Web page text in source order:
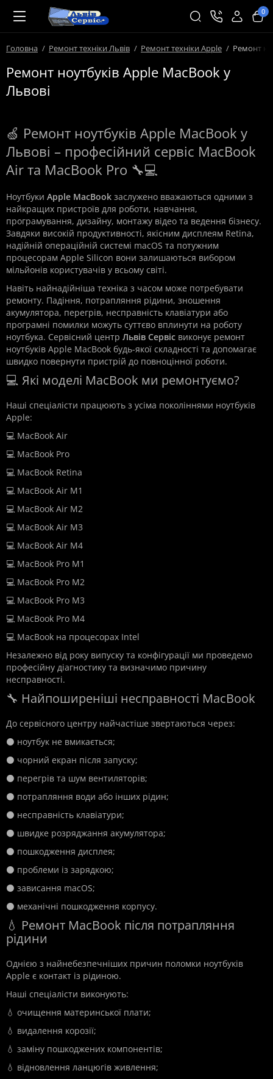
0
Головна Ремонт техніки Львів Ремонт техніки Apple Ремонт
Ремонт ноутбуків Apple MacBook у
Львові
🍏 Ремонт ноутбуків Apple MacBook у
Львові – професійний сервіс MacBook
Air та MacBook Pro 🔧💻
Ноутбуки Apple MacBook заслужено вважаються одними з
найкращих пристроїв для роботи, навчання,
програмування, дизайну, монтажу відео та ведення бізнесу.
Завдяки високій продуктивності, якісним дисплеям Retina,
надійній операційній системі macOS та потужним
процесорам Apple Silicon вони залишаються вибором
мільйонів користувачів у всьому світі.
Навіть найнадійніша техніка з часом може потребувати
ремонту. Падіння, потрапляння рідини, зношення
акумулятора, перегрів, несправність клавіатури або
програмні помилки можуть суттєво вплинути на роботу
ноутбука. Сервісний центр Львів Сервіс виконує ремонт
ноутбуків Apple MacBook будь-якої складності та допомагає
швидко повернути пристрій до повноцінної роботи.
💻 Які моделі MacBook ми ремонтуємо?
Наші спеціалісти працюють з усіма поколіннями ноутбуків
Apple:
💻 MacBook Air
💻 MacBook Pro
💻 MacBook Retina
💻 MacBook Air M1
💻 MacBook Air M2
💻 MacBook Air M3
💻 MacBook Air M4
💻 MacBook Pro M1
💻 MacBook Pro M2
💻 MacBook Pro M3
💻 MacBook Pro M4
💻 MacBook на процесорах Intel
Незалежно від року випуску та конфігурації ми проведемо
професійну діагностику та визначимо причину
несправності.
🔧 Найпоширеніші несправності MacBook
До сервісного центру найчастіше звертаються через:
⚫ ноутбук не вмикається;
⚫ чорний екран після запуску;
⚫ перегрів та шум вентиляторів;
⚫ потрапляння води або інших рідин;
⚫ несправність клавіатури;
⚫ швидке розряджання акумулятора;
⚫ пошкодження дисплея;
⚫ проблеми із зарядкою;
⚫ зависання macOS;
⚫ механічні пошкодження корпусу.
💧 Ремонт MacBook після потрапляння
рідини
Однією з найнебезпечніших причин поломки ноутбуків
Apple є контакт із рідиною.
Наші спеціалісти виконують:
💧 очищення материнської плати;
💧 видалення корозії;
💧 заміну пошкоджених компонентів;
💧 відновлення ланцюгів живлення;